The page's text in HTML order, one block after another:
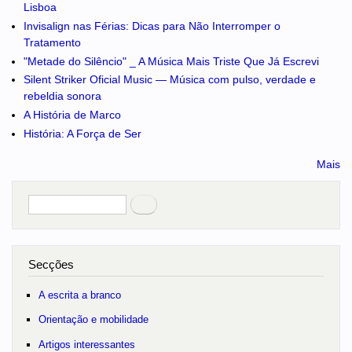
Lisboa
Invisalign nas Férias: Dicas para Não Interromper o
Tratamento
"Metade do Silêncio" _ A Música Mais Triste Que Já Escrevi
Silent Striker Oficial Music — Música com pulso, verdade e
rebeldia sonora
A História de Marco
História: A Força de Ser
Mais
Pesquisar
Secções
A escrita a branco
Orientação e mobilidade
Artigos interessantes